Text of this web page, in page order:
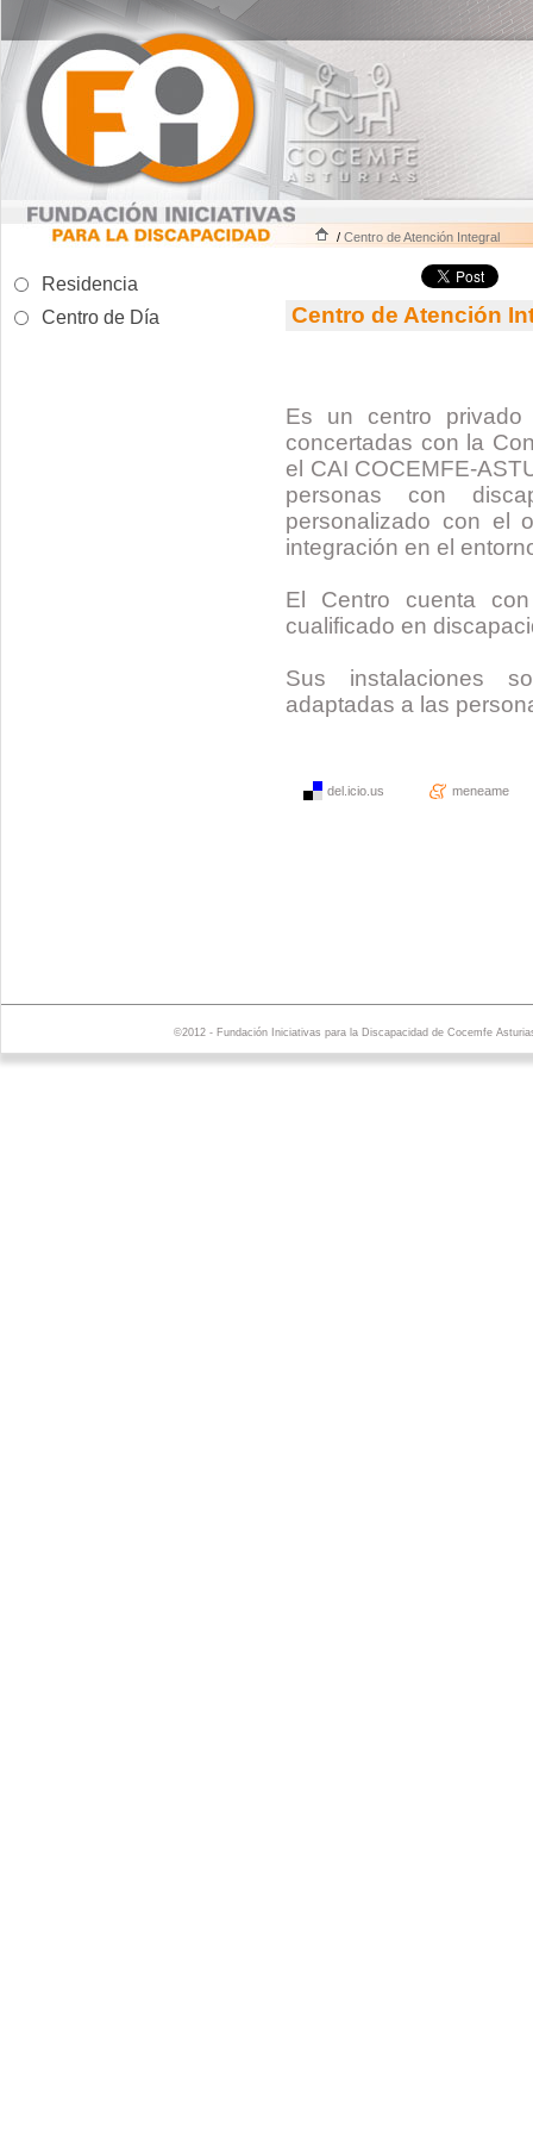
/ Centro de Atención Integral
Residencia
Centro de Día
Centro de Atención
Es un centro
concertadas con la
el CAI COCEMFE-
personas con
personalizado con el
integración en el
El Centro cuenta
cualificado en
Sus instalaciones
adaptadas a las
del.icio.us meneame
©2012 - Fundación Iniciativas para la Discapacidad de Cocemfe